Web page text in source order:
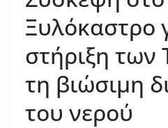
Ξυλόκαστρο
στήριξη των
τη βιώσιμη
του νερού